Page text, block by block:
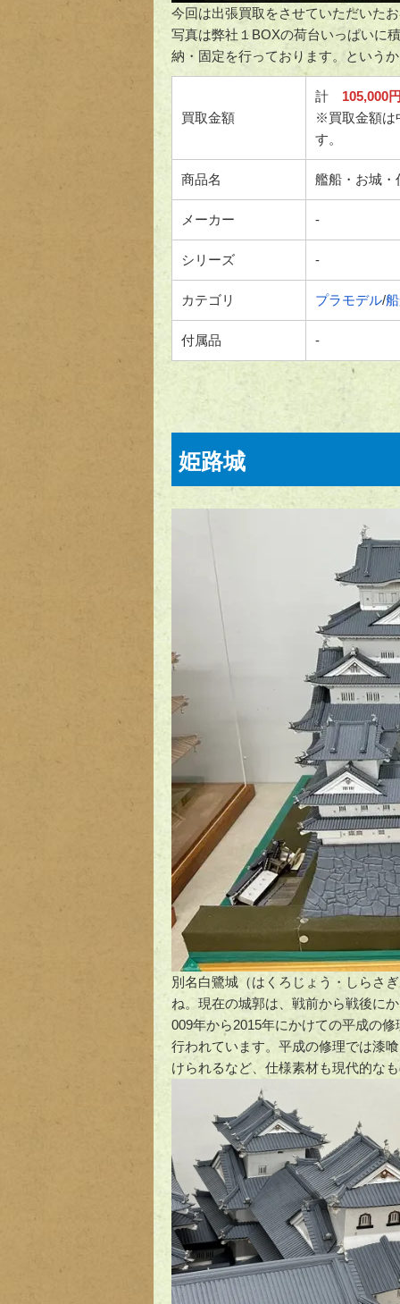
今回は出張買取をさせていただいた
写真は弊社１BOXの荷台いっぱいに
納・固定を行っております。という
買取金額
計 105,000
※買取金額は
す。
商品名 艦船・お城・
メーカー -
シリーズ -
カテゴリ プラモデル/
付属品 -
姫路城
別名白鷺城（はくろじょう・しらさ
ね。現在の城郭は、戦前から戦後に
009年から2015年にかけての平成の
行われています。平成の修理では漆
けられるなど、仕様素材も現代的な